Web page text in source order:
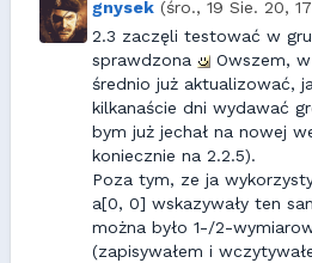
gnysek (śro., 19 Sie. 20,
2.3 zaczęli testować w
sprawdzona
Owszem,
średnio już aktualizować,
kilkanaście dni wydawać
bym już jechał na nowej
koniecznie na 2.2.5).
Poza tym, ze ja
a[0, 0] wskazywały ten
można było 1-/2-
(zapisywałem i